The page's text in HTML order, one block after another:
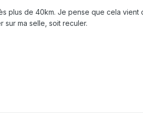
plus de 40km. Je pense que cela vient
sur ma selle, soit reculer.